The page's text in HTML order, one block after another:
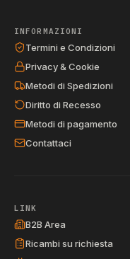
INFORMAZIONI
Termini e Condizioni
Privacy & Cookie
Metodi di Spedizioni
Diritto di Recesso
Metodi di pagamento
Contattaci
LINK
B2B Area
Ricambi su richiesta